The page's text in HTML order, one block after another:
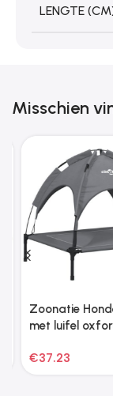
LENGTE
Misschien
Zoonatie
met luifel
€37.23